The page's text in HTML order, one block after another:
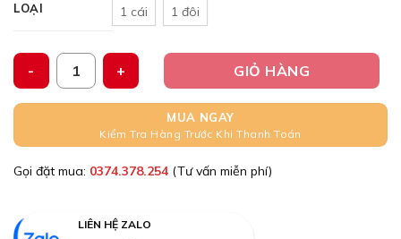
đến
LOẠI 1 cái 1 đôi
Bộ Đèn Hậu, Đèn Lái Sau, Chụp Đèn Xi Nhan-Đèn Phanh
GIỎ HÀNG
MUA NGAY
Kiểm Tra Hàng Trước Khi Thanh Toán
Gọi đặt mua: 0374.378.254 (Tư vấn miễn phí)
LIÊN HỆ ZALO